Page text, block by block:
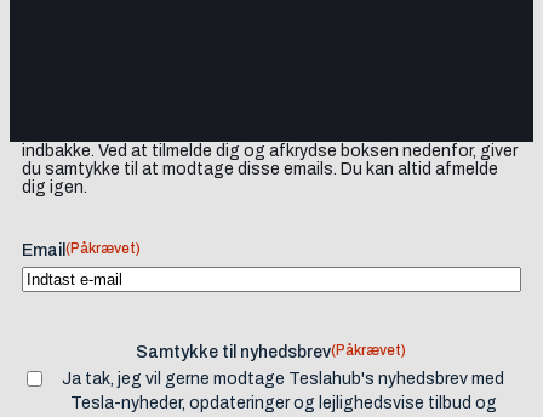
indbakke. Ved at tilmelde dig og afkrydse boksen nedenfor, giver
du samtykke til at modtage disse emails. Du kan altid afmelde
dig igen.
Email (Påkrævet)
Samtykke til nyhedsbrev(Påkrævet)
Ja tak, jeg vil gerne modtage Teslahub's nyhedsbrev med
Tesla-nyheder, opdateringer og lejlighedsvise tilbud og